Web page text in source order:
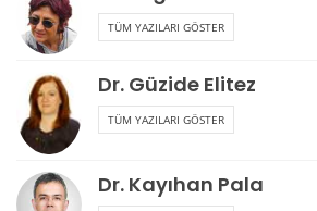
TÜM YAZILARI GÖSTER
Dr. Güzide Elitez
TÜM YAZILARI GÖSTER
Dr. Kayıhan Pala